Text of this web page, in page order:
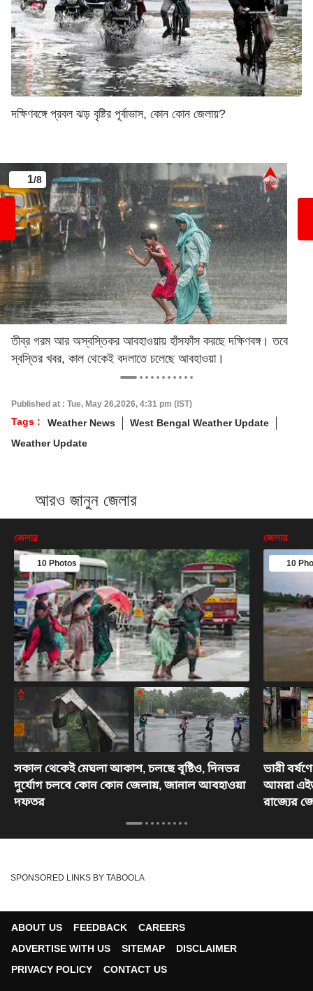
দক্ষিণবঙ্গে প্রবল ঝড় বৃষ্টির পূর্বাভাস, কোন কোন জেলায়?
1/8
তীব্র গরম আর অস্বস্তিকর আবহাওয়ায় হাঁসফাঁস করছে দক্ষিণবঙ্গ। তবে
স্বস্তির খবর, কাল থেকেই বদলাতে চলেছে আবহাওয়া।
Published at : Tue, May 26,2026, 4:31 pm (IST)
Tags : Weather News
West Bengal Weather Update
Weather Update
আরও জানুন জেলার
জেলার
10 Photos
সকাল থেকেই মেঘলা আকাশ, চলছে বৃষ্টিও, দিনভর
দুর্যোগ চলবে কোন কোন জেলায়, জানাল আবহাওয়া
দফতর
জেলার
10
ভারী
আমরা
রাজ্যের
SPONSORED LINKS BY TABOOLA
ABOUT US FEEDBACK
CAREERS
ADVERTISE WITH US
SITEMAP
DISCLAIMER
PRIVACY POLICY
CONTACT US